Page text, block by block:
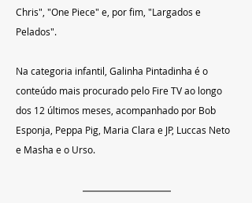
Chris", "One Piece" e, por fim, "Largados e
Pelados".
Na categoria infantil, Galinha Pintadinha é o
conteúdo mais procurado pelo Fire TV ao longo
dos 12 últimos meses, acompanhado por Bob
Esponja, Peppa Pig, Maria Clara e JP, Luccas Neto
e Masha e o Urso.